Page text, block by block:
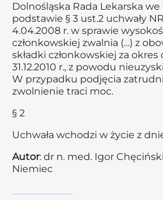
Dolnośląska Rada Lekarska we
podstawie § 3 ust.2 uchwały
4.04.2008 r. w sprawie
członkowskiej zwalnia (…) z
składki członkowskiej za okres
31.12.2010 r., z powodu
W przypadku podjęcia
zwolnienie traci moc.
§ 2
Uchwała wchodzi w życie z
Autor: dr n. med. Igor
Niemiec